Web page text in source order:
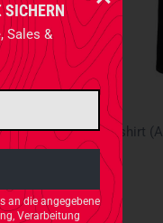
Sales &
an die angegebene
Verarbeitung
Women's T-shirt (TactiCat) White